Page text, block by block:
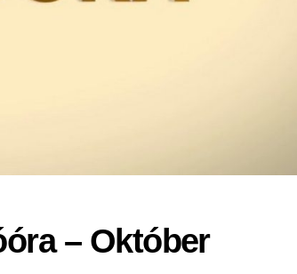
– Október